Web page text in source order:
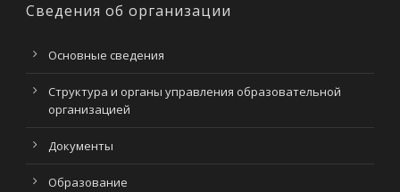
Сведения об организации
Основные сведения
Структура и органы управления образовательной
организацией
Документы
Образование